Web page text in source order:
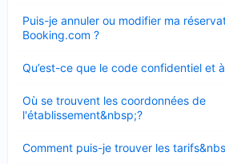
Puis-je annuler ou modifier ma
Booking.com ?
fermé
Qu’est-ce que le code confidentiel et
fermé
Où se trouvent les coordonnées de
l'établissement&nbsp;?
fermé
Comment puis-je trouver les
fermé